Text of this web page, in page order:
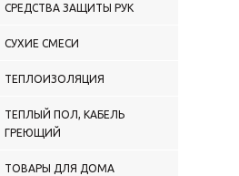
СРЕДСТВА ЗАЩИТЫ РУК
СУХИЕ СМЕСИ
ТЕПЛОИЗОЛЯЦИЯ
ТЕПЛЫЙ ПОЛ, КАБЕЛЬ
ГРЕЮЩИЙ
ТОВАРЫ ДЛЯ ДОМА